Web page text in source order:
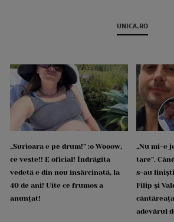
UNICA.RO
„Surioara e pe drum!” :o Wooow,
ce veste!! E oficial! Îndrăgita
vedetă e din nou însărcinată, la
40 de ani! Uite ce frumos a
anunțat!
„Nu mi-e
tare”.
s-au
Filip și
adevărul